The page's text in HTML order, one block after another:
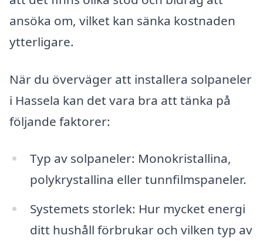
ansöka om, vilket kan sänka kostnaden
ytterligare.
När du överväger att installera solpaneler
i Hassela kan det vara bra att tänka på
följande faktorer:
Typ av solpaneler: Monokristallina,
polykrystallina eller tunnfilmspaneler.
Systemets storlek: Hur mycket energi
ditt hushåll förbrukar och vilken typ av